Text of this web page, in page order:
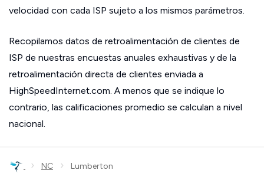
velocidad con cada ISP sujeto a los mismos parámetros.
Recopilamos datos de retroalimentación de clientes de
ISP de nuestras encuestas anuales exhaustivas y de la
retroalimentación directa de clientes enviada a
HighSpeedInternet.com. A menos que se indique lo
contrario, las calificaciones promedio se calculan a nivel
nacional.
› NC › Lumberton